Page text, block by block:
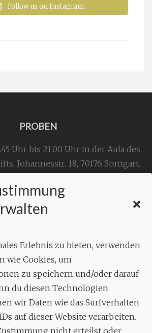
Erlebnis zu bieten, verwenden
wie Cookies, um
zu speichern und/oder darauf
du diesen Technologien
wir Daten wie das Surfverhalten
auf dieser Website verarbeiten.
nicht erteilst oder
Follow us on Instagram
PROBEN
Uhr bis 21.00 Uhr in der Aula des
Johannesstr. 18, 70176 Stuttgart.
KONTAKT
Geschäftsstelle:
Aixheimer Str. 18
70619 Stuttgart
MUSIK
Leiter:
Enrico Trummer